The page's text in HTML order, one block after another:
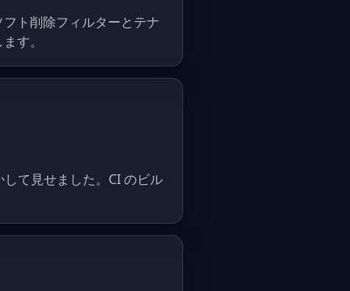
ト削除フィルターとテナ
す。
て見せました。CI のビル